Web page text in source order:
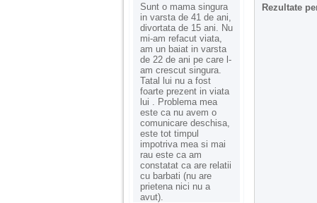
Sunt o mama singura
in varsta de 41 de ani,
divortata de 15 ani. Nu
mi-am refacut viata,
am un baiat in varsta
de 22 de ani pe care l-
am crescut singura.
Tatal lui nu a fost
foarte prezent in viata
lui . Problema mea
este ca nu avem o
comunicare deschisa,
este tot timpul
impotriva mea si mai
rau este ca am
constatat ca are relatii
cu barbati (nu are
prietena nici nu a
avut).
Rezultate